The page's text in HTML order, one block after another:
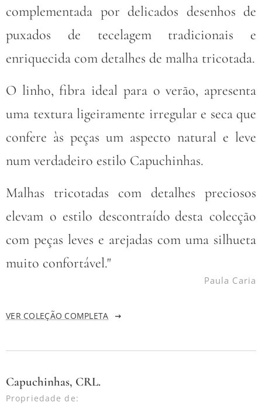
complementada por delicados desenhos de
puxados de tecelagem tradicionais e
enriquecida com detalhes de malha tricotada.
O linho, fibra ideal para o verão, apresenta
uma textura ligeiramente irregular e seca que
confere às peças um aspecto natural e leve
num verdadeiro estilo Capuchinhas.
Malhas tricotadas com detalhes preciosos
elevam o estilo descontraído desta colecção
com peças leves e arejadas com uma silhueta
muito confortável."
Paula Caria
VER COLEÇÃO COMPLETA
Capuchinhas, CRL.
Propriedade de: